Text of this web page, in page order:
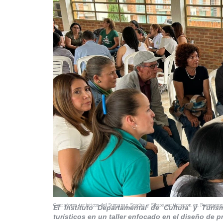
Operadores turísticos del Sumapaz, Soacha y Sibaté participaron en
El Instituto Departamental de Cultura y
turísticos en un taller enfocado en el diseño de